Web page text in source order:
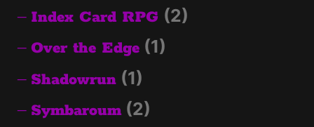
Index Card RPG (2)
Over the Edge (1)
Shadowrun (1)
Symbaroum(2)